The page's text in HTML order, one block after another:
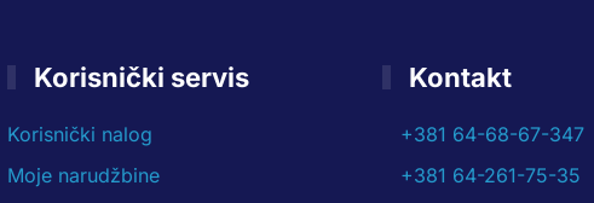
Korisnički servis
Korisnički nalog
Moje narudžbine
Kontakt
+381 64-68-67-347
+381 64-261-75-35